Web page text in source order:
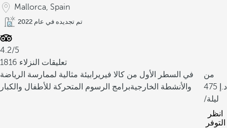
Mallorca, Spain
تم تجديده في عام 2022
4.2/5
1816 تعليقات النزلاء
في السطر الأول من كالا فيريرا بيئة مثالية لممارسة الرياضة
والأنشطة الخارجيةبرامج الرسوم المتحركة للأطفال والكبار
من
475
/ليلة
انظر
التوفر